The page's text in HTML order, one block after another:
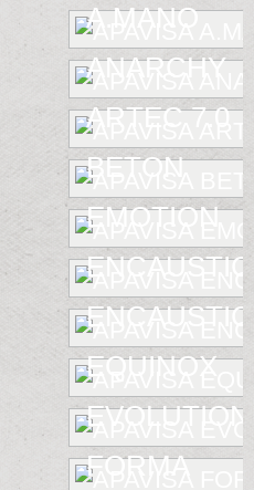
A.MANO
ANARCHY
ARTEC 7.0
BETON
EMOTION
ENCAUSTIC
EQUINOX
EVOLUTION
FORMA